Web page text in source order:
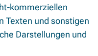
kommerziellen
Texten und sonstigen
Darstellungen und